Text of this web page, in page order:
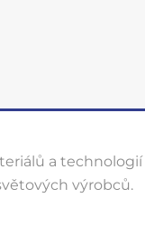
a technologií
výrobců.